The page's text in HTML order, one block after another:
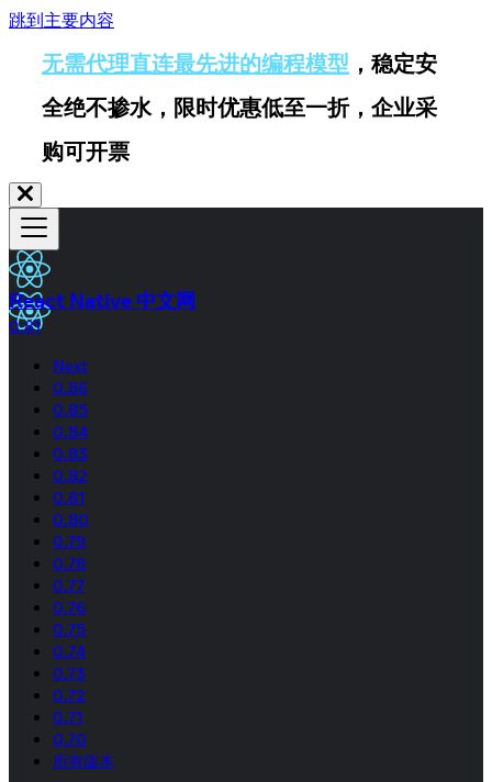
跳到主要内容
无需代理直连最先进的编程模型 ，稳定安
全绝不掺水，限时优惠低至一折，企业采
购可开票
React Native 中文网
0.81
Next
0.86
0.85
0.84
0.83
0.82
0.81
0.80
0.79
0.78
0.77
0.76
0.75
0.74
0.73
0.72
0.71
0.70
所有版本